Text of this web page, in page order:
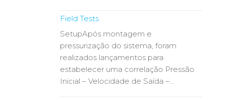
Field Tests
SetupApós montagem e
pressurização do sistema, foram
realizados lançamentos para
estabelecer uma correlação Pressão
Inicial – Velocidade de Saída –…